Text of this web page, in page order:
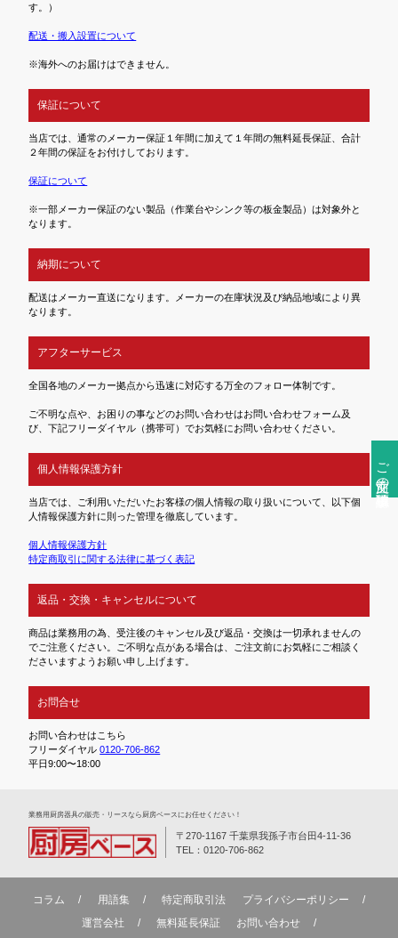
ご注文前の確認事項
す。）
配送・搬入設置について
※海外へのお届けはできません。
保証について
当店では、通常のメーカー保証１年間に加えて１年間の無料延長保証、合計
２年間の保証をお付けしております。
保証について
※一部メーカー保証のない製品（作業台やシンク等の板金製品）は対象外と
なります。
納期について
配送はメーカー直送になります。メーカーの在庫状況及び納品地域により異
なります。
アフターサービス
全国各地のメーカー拠点から迅速に対応する万全のフォロー体制です。
ご不明な点や、お困りの事などのお問い合わせはお問い合わせフォーム及
び、下記フリーダイヤル（携帯可）でお気軽にお問い合わせください。
個人情報保護方針
当店では、ご利用いただいたお客様の個人情報の取り扱いについて、以下個
人情報保護方針に則った管理を徹底しています。
個人情報保護方針
特定商取引に関する法律に基づく表記
返品・交換・キャンセルについて
商品は業務用の為、受注後のキャンセル及び返品・交換は一切承れませんの
でご注意ください。ご不明な点がある場合は、ご注文前にお気軽にご相談く
ださいますようお願い申し上げます。
お問合せ
お問い合わせはこちら
フリーダイヤル0120-706-862
平日9:00〜18:00
業務⽤厨房器具の販売・リースなら厨房ベースにお任せください！
〒270-1167 千葉県我孫子市台田4-11-36
TEL：0120-706-862
コラム 用語集 特定商取引法
プライバシーポリシー
運営会社
無料延⻑保証 お問い合わせ